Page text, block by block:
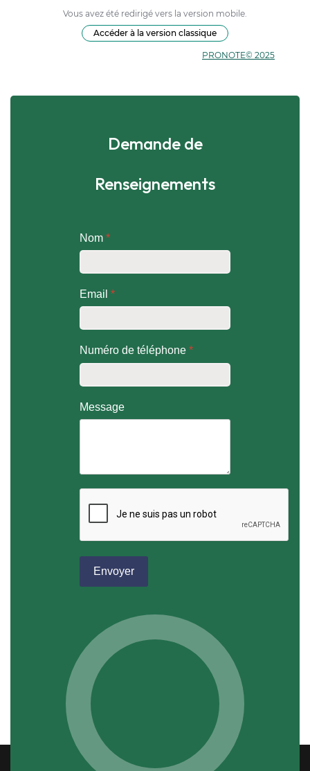
Demande de
Renseignements
Nom *
Email *
Numéro de téléphone *
Message
reCAPTCHA
Envoyer